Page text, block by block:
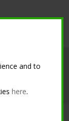
and to
here.